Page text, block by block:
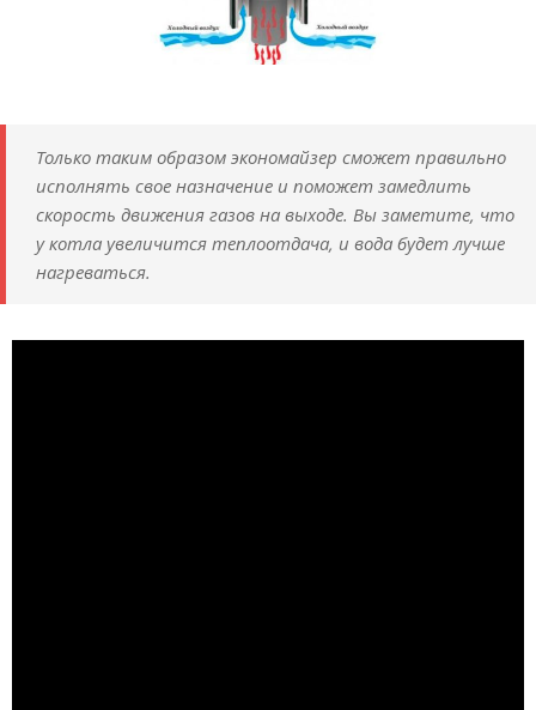
Только таким образом экономайзер сможет правильно
исполнять свое назначение и поможет замедлить
скорость движения газов на выходе. Вы заметите, что
у котла увеличится теплоотдача, и вода будет лучше
нагреваться.